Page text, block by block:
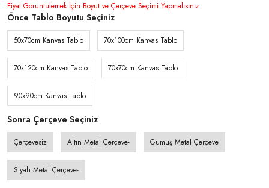
Fiyat Görüntülemek İçin Boyut ve Çerçeve Seçimi Yapmalısınız
Önce Tablo Boyutu Seçiniz
50x70cm Kanvas Tablo 70x100cm Kanvas Tablo
70x120cm Kanvas Tablo 70x70cm Kanvas Tablo
90x90cm Kanvas Tablo
Sonra Çerçeve Seçiniz
Çerçevesiz Altın Metal Çerçeve- Gümüş Metal Çerçeve
Siyah Metal Çerçeve-